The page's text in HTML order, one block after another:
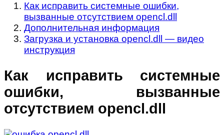
Как исправить системные ошибки,
вызванные отсутствием opencl.dll
Дополнительная информация
Загрузка и установка opencl.dll — видео
инструкция
Как исправить системные
ошибки, вызванные
отсутствием opencl.dll